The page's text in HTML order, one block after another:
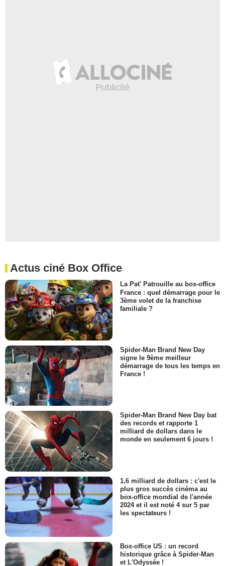
Actus ciné Box Office
La Pat' Patrouille au box-office
France : quel démarrage pour le
3ème volet de la franchise
familiale ?
Spider-Man Brand New Day
signe le 9ème meilleur
démarrage de tous les temps en
France !
Spider-Man Brand New Day bat
des records et rapporte 1
milliard de dollars dans le
monde en seulement 6 jours !
1,6 milliard de dollars : c'est le
plus gros succès cinéma au
box-office mondial de l'année
2024 et il est noté 4 sur 5 par
les spectateurs !
Box-office US : un record
historique grâce à Spider-Man
et L'Odyssée !